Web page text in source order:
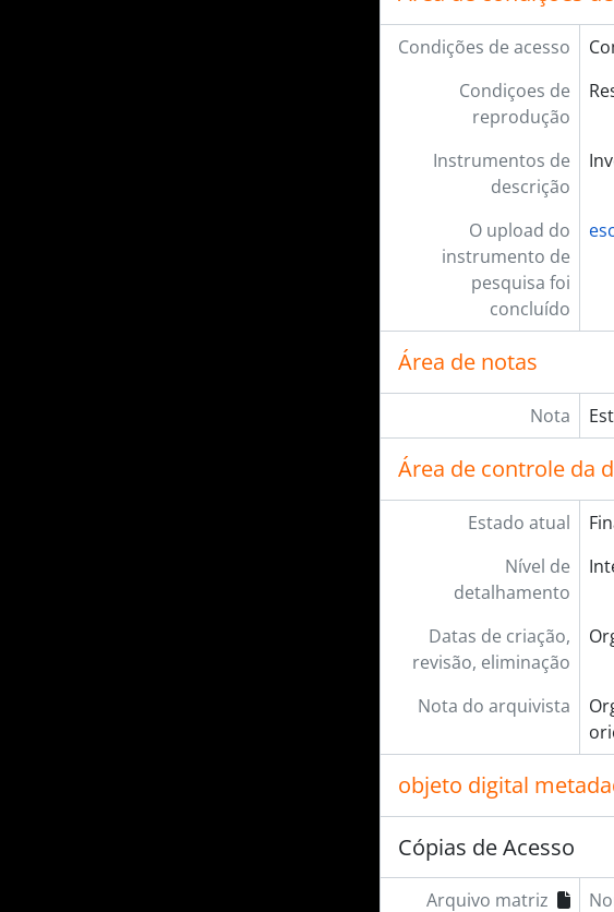
Condições de acesso
Condiçoes de
reprodução
Instrumentos de
descrição
O upload do
instrumento de
pesquisa foi
concluído
Área de notas
Nota
Área de controle da
Estado atual
Nível de
detalhamento
Datas de criação,
revisão, eliminação
Nota do arquivista
objeto digital
Cópias de Acesso
Arquivo matriz